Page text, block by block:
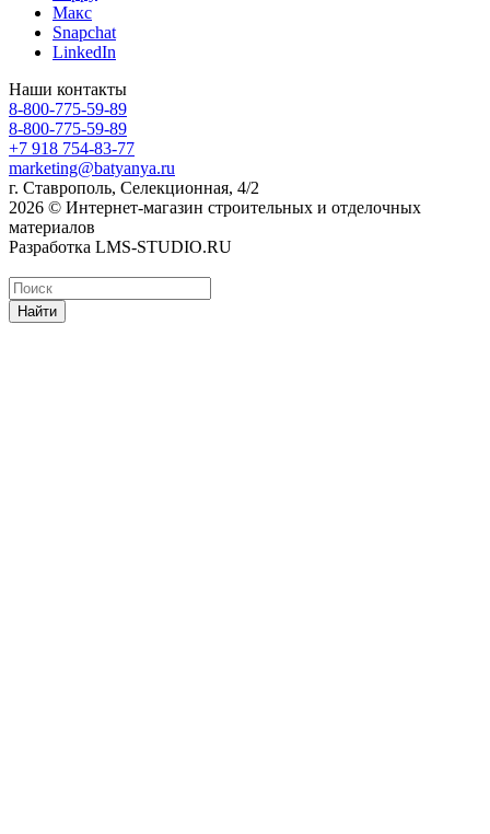
Макс
Snapchat
LinkedIn
Наши контакты
8-800-775-59-89
8-800-775-59-89
+7 918 754-83-77
marketing@batyanya.ru
г. Ставрополь, Селекционная, 4/2
2026 © Интернет-магазин строительных и отделочных
материалов
Разработка LMS-STUDIO.RU
Найти